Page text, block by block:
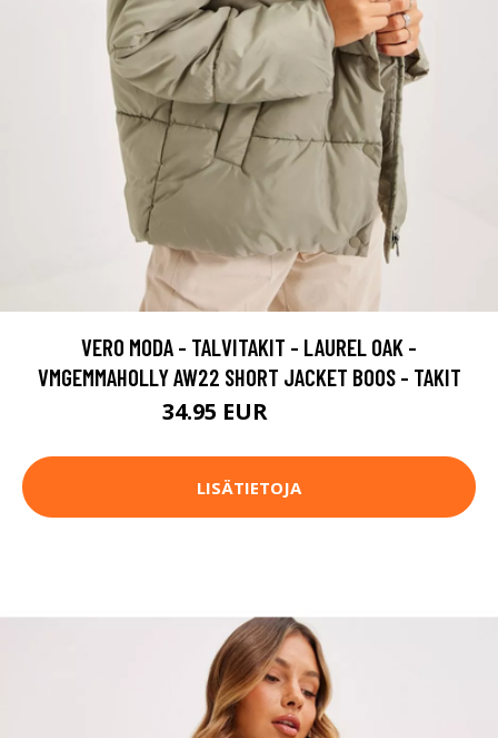
VERO MODA - TALVITAKIT - LAUREL OAK -
VMGEMMAHOLLY AW22 SHORT JACKET BOOS - TAKIT
34.95 EUR
LISÄTIETOJA